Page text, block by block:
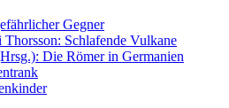
Gegner
Schlafende Vulkane
Die Römer in Germanien